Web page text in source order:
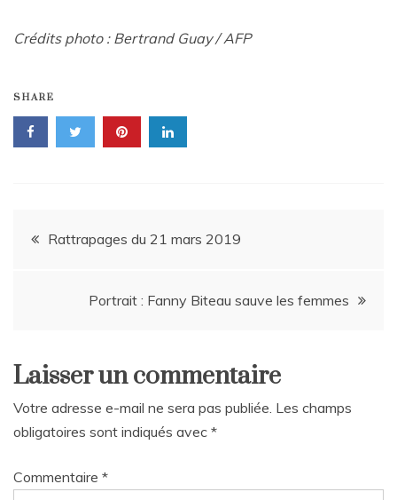
Crédits photo : Bertrand Guay / AFP
SHARE
Navigation
Rattrapages du 21 mars 2019
Portrait : Fanny Biteau sauve les femmes
Laisser un commentaire
Votre adresse e-mail ne sera pas publiée. Les champs
obligatoires sont indiqués avec *
Commentaire *